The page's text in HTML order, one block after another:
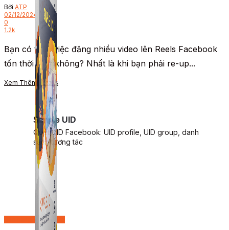
Simple UID
Quét UID Facebook: UID profile, UID group, danh
sách tương tác
Bởi ATP
02/12/2024
0
1.2k
Bạn có thấy việc đăng nhiều video lên Reels Facebook
tốn thời gian không? Nhất là khi bạn phải re-up...
Xem Thêm Details
Bán hàng trên Group